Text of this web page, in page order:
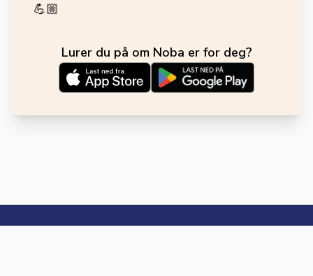
💪🏼
Lurer du på om Noba er for deg?